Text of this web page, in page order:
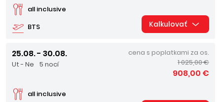
BTS
all inclusive
Kalkulovať
25.08. - 30.08.
Ut - Ne 5 nocí
all inclusive
cena s poplatkami za os.
1 025,00 €
908,00 €